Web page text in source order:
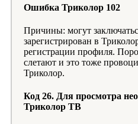
Ошибка Триколор 102
Причины: могут
зарегистрирован в
регистрации профиля.
слетают и это тоже
Триколор.
Код 26. Для просмотра
Триколор ТВ